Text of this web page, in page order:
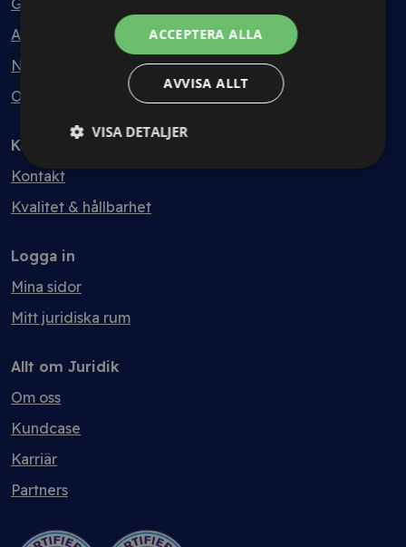
Guider
Avtalsmallar
Nyheter
Ordlista
Kontakt
Kontakt
Kvalitet & hållbarhet
Logga in
Mina sidor
Mitt juridiska rum
Allt om Juridik
Om oss
Kundcase
Karriär
Partners
ACCEPTERA ALLA
AVVISA ALLT
VISA DETALJER